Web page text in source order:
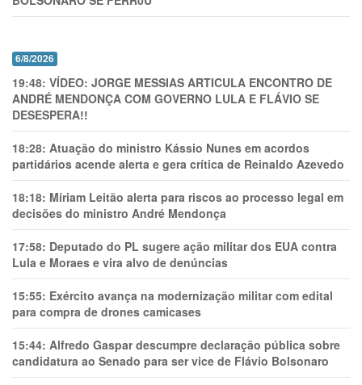
6/8/2026
19:48: VÍDEO: JORGE MESSIAS ARTICULA ENCONTRO DE
ANDRÉ MENDONÇA COM GOVERNO LULA E FLÁVIO SE
DESESPERA!!
18:28: Atuação do ministro Kássio Nunes em acordos
partidários acende alerta e gera crítica de Reinaldo Azevedo
18:18: Míriam Leitão alerta para riscos ao processo legal em
decisões do ministro André Mendonça
17:58: Deputado do PL sugere ação militar dos EUA contra
Lula e Moraes e vira alvo de denúncias
15:55: Exército avança na modernização militar com edital
para compra de drones camicases
15:44: Alfredo Gaspar descumpre declaração pública sobre
candidatura ao Senado para ser vice de Flávio Bolsonaro